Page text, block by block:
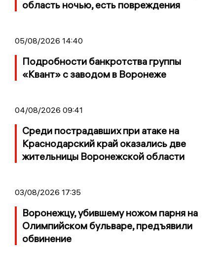
область ночью, есть повреждения
05/08/2026 14:40
Подробности банкротства группы
«Квант» с заводом в Воронеже
04/08/2026 09:41
Среди пострадавших при атаке на
Краснодарский край оказались две
жительницы Воронежской области
03/08/2026 17:35
Воронежцу, убившему ножом парня на
Олимпийском бульваре, предъявили
обвинение